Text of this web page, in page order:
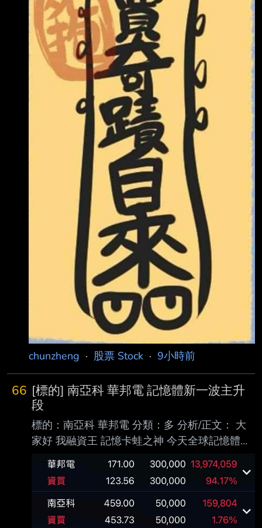
chunzheng · 股票 Stock · 9小時前
66 [標的] 南亞科 華邦電 記憶體新一波主升
段
標的：南亞科 華邦電 分類：多 分析/正文： 大
家好 我融資王 記憶卡蛙之神 今天全球記憶體大
跌 台股不跌 很明顯有人知道今晚美股記憶體大
反攻 閃迪盤前暴跌都是假的 記憶體暴力V轉 新
一波主升段開始 圖：上週四抄底華邦電 今天進
場南亞科 https://files.catbox.moe/hr1li8.png 進
退場機制： 短波30%停利 長波50%停利 不可能